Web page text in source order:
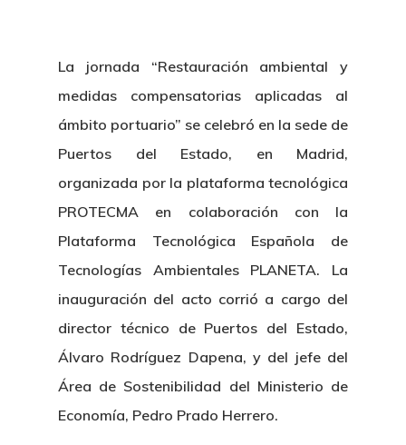
La jornada “Restauración ambiental y
medidas compensatorias aplicadas al
ámbito portuario” se celebró en la sede de
Puertos del Estado, en Madrid,
organizada por la plataforma tecnológica
PROTECMA en colaboración con la
Plataforma Tecnológica Española de
Tecnologías Ambientales PLANETA. La
inauguración del acto corrió a cargo del
director técnico de Puertos del Estado,
Álvaro Rodríguez Dapena, y del jefe del
Área de Sostenibilidad del Ministerio de
Economía, Pedro Prado Herrero.